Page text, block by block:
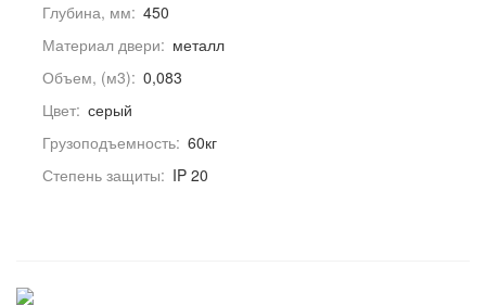
Глубина, мм: 450
Материал двери: металл
Объем, (м3): 0,083
Цвет: серый
Грузоподъемность: 60кг
Степень защиты: IP 20